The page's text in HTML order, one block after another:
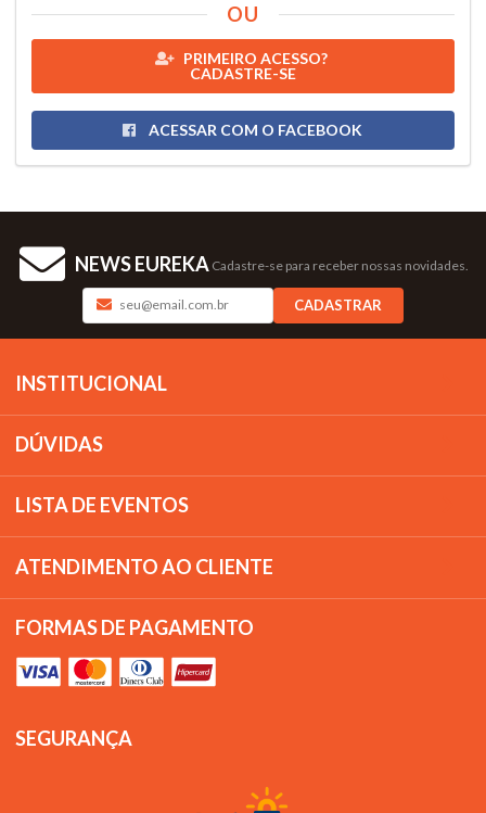
OU
PRIMEIRO ACESSO?
CADASTRE-SE
ACESSAR COM O FACEBOOK
NEWS EUREKA Cadastre-se para receber nossas novidades.
CADASTRAR
INSTITUCIONAL
DÚVIDAS
LISTA DE EVENTOS
ATENDIMENTO AO CLIENTE
FORMAS DE PAGAMENTO
SEGURANÇA